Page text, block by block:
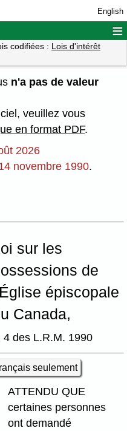
English
≡
codifiées : Lois d'intérêt
n'a pas de valeur
veuillez vous
en format PDF.
2026
novembre 1990.
sur les
de
épiscopale
Canada,
4 des L.R.M. 1990
seulement
ATTENDU QUE
certaines personnes
ont demandé